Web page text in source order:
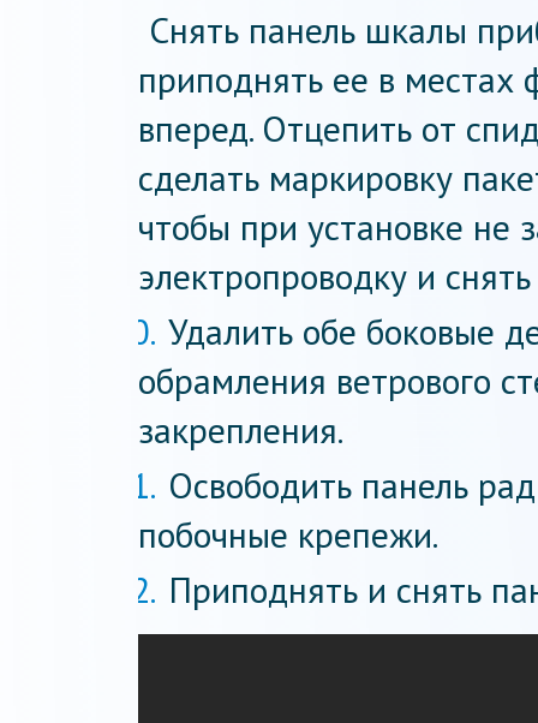
Снять панель шкалы
приподнять ее в
вперед. Отцепить от
сделать маркировку
чтобы при установке не
электропроводку и
Удалить обе боковые
обрамления ветрового
закрепления.
Освободить панель
побочные крепежи.
Приподнять и снять